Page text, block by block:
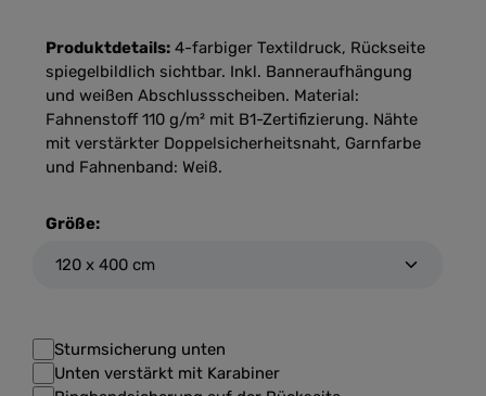
Produktdetails: 4-farbiger Textildruck, Rückseite
spiegelbildlich sichtbar. Inkl. Banneraufhängung
und weißen Abschlussscheiben. Material:
Fahnenstoff 110 g/m² mit B1-Zertifizierung. Nähte
mit verstärkter Doppelsicherheitsnaht, Garnfarbe
und Fahnenband: Weiß.
Größe:
Sturmsicherung unten
Unten verstärkt mit Karabiner